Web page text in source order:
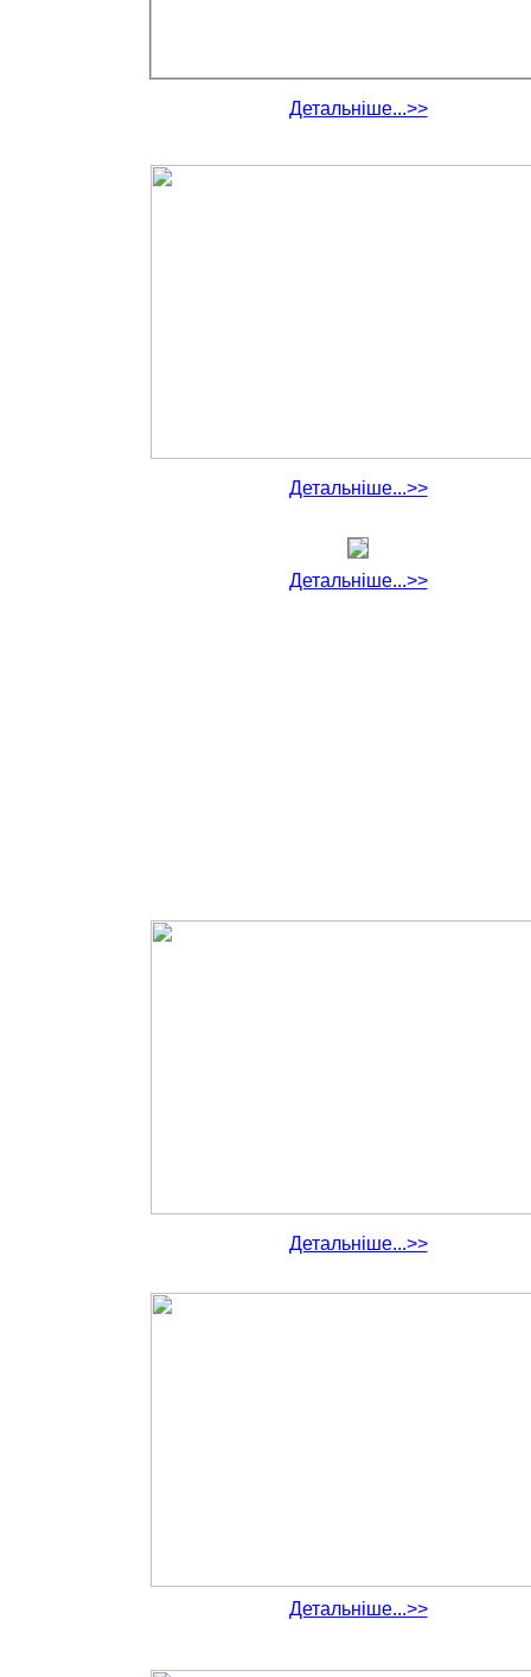
Детальніше...>>
Детальніше...>>
Детальніше...>>
Детальніше...>>
Детальніше...>>